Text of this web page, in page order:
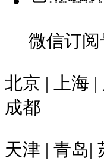
微信订阅
北京 | 上海 |
成都
天津 | 青岛|